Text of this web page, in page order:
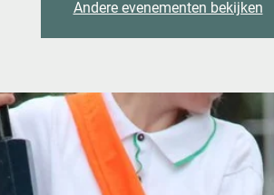
Andere evenementen bekijken